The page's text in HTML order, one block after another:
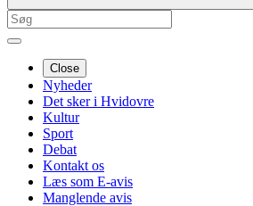
Close
Nyheder
Det sker i Hvidovre
Kultur
Sport
Debat
Kontakt os
Læs som E-avis
Manglende avis